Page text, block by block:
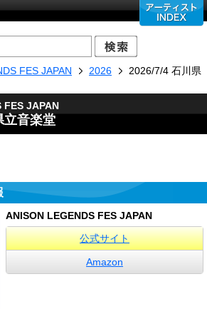
FES JAPAN 2026
2026/7/4 石川県
FES JAPAN
立音楽堂
ANISON LEGENDS FES JAPAN
公式サイト
Amazon